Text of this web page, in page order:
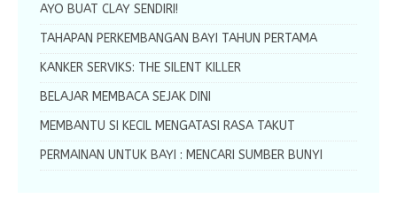
AYO BUAT CLAY SENDIRI!
TAHAPAN PERKEMBANGAN BAYI TAHUN PERTAMA
KANKER SERVIKS: THE SILENT KILLER
BELAJAR MEMBACA SEJAK DINI
MEMBANTU SI KECIL MENGATASI RASA TAKUT
PERMAINAN UNTUK BAYI : MENCARI SUMBER BUNYI